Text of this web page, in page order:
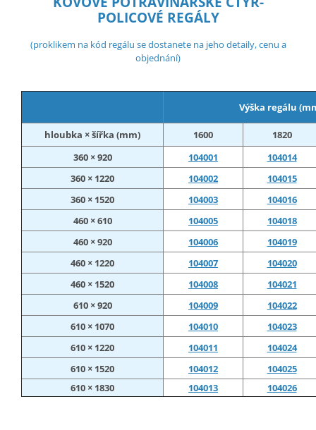
POLICOVÉ REGÁLY
(proklikem na kód regálu se dostanete na jeho detaily, cenu a
objednání)
Výška regálu
hloubka × šířka (mm) 1600
1820
360 × 920
104001
104014
360 × 1220
104002
104015
360 × 1520
104003
104016
460 × 610
104005
104018
460 × 920
104006
104019
460 × 1220
104007
104020
460 × 1520
104008
104021
610 × 920
104009
104022
610 × 1070
104010
104023
610 × 1220
104011
104024
610 × 1520
104012
104025
610 × 1830
104013 104026